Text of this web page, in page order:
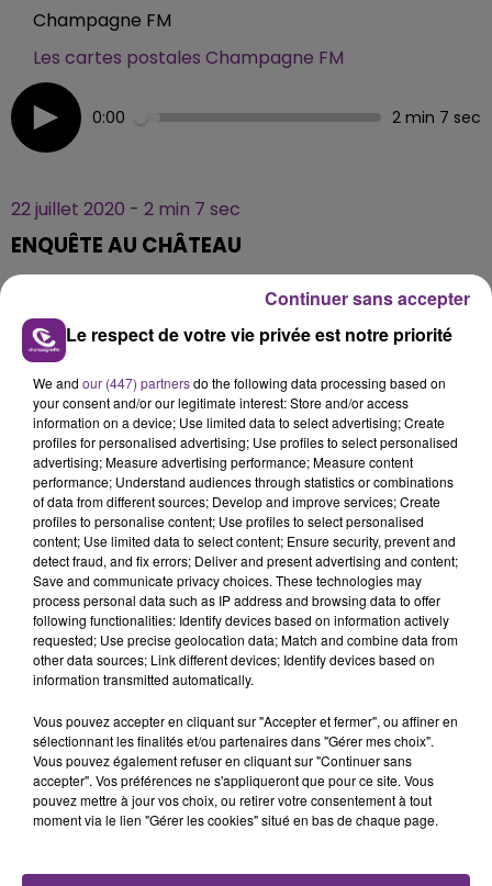
Champagne FM
Les cartes postales Champagne FM
0:00 2 min 7 sec
22 juillet 2020 - 2 min 7 sec
ENQUÊTE AU CHÂTEAU
Découvrez le château de Vaux (Aube) en tentant de
résoudre une enquête policière
TITRES DIFFUSÉS
15h26
15h26
MARK AMBOR
15h23
15h23
ORIA
Le respect de votre vie privée est notre priorité
We and our (447) partnersdo the following data processing based on
your consent and/or our legitimate interest: Store and/or access
information on a device; Use limited data to select advertising; Create
profiles for personalised advertising; Use profiles to select personalised
advertising; Measure advertising performance; Measure content
performance; Understand audiences through statistics or combinations
of data from different sources; Develop and improve services; Create
profiles to personalise content; Use profiles to select personalised
content; Use limited data to select content; Ensure security, prevent and
detect fraud, and fix errors; Deliver and present advertising and content;
Save and communicate privacy choices. These technologies may
process personal data such as IP address and browsing data to offer
following functionalities: Identify devices based on information actively
requested; Use precise geolocation data; Match and combine data from
other data sources; Link different devices; Identify devices based on
information transmitted automatically.
Vous pouvez accepter en cliquant sur "Accepter et fermer", ou affiner en
sélectionnant les finalités et/ou partenaires dans "Gérer mes choix".
Vous pouvez également refuser en cliquant sur "Continuer sans
accepter". Vos préférences ne s'appliqueront que pour ce site. Vous
pouvez mettre à jour vos choix, ou retirer votre consentement à tout
moment via le lien "Gérer les cookies" situé en bas de chaque page.
Continuer sans accepter